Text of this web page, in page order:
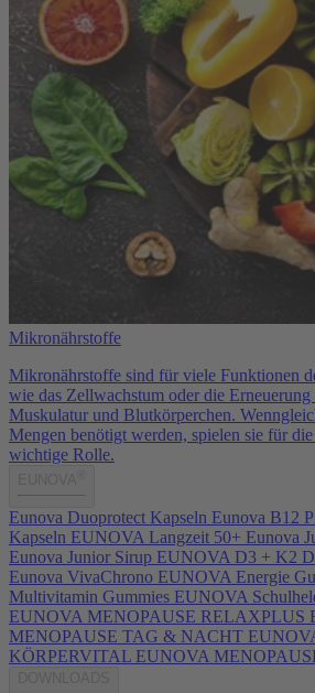
Mikronährstoffe
Mikronährstoffe sind für viele Funktionen
wie das Zellwachstum oder die
Muskulatur und Blutkörperchen.
Mengen benötigt werden, spielen sie für
wichtige Rolle.
Eunova Duoprotect Kapseln Eunova B12
Kapseln EUNOVA Langzeit 50+ Eunova
Eunova Junior Sirup EUNOVA D3 + K2
Eunova VivaChrono EUNOVA Energie
Multivitamin Gummies EUNOVA
EUNOVA MENOPAUSE RELAXPLUS
MENOPAUSE TAG & NACHT
KÖRPERVITAL EUNOVA